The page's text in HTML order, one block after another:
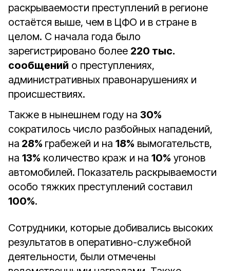
раскрываемости преступлений в регионе
остаётся выше, чем в ЦФО и в стране в
целом. С начала года было
зарегистрировано более 220 тыс.
сообщений о преступлениях,
административных правонарушениях и
происшествиях.
Также в нынешнем году на 30%
сократилось число разбойных нападений,
на 28% грабежей и на 18% вымогательств,
на 13% количество краж и на 10% угонов
автомобилей. Показатель раскрываемости
особо тяжких преступлений составил
100%.
Сотрудники, которые добивались высоких
результатов в оперативно-служебной
деятельности, были отмечены